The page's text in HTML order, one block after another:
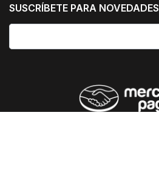
SUSCRÍBETE PARA NOVEDADES